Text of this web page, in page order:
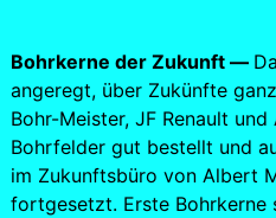
Bohrkerne der Zukunft —
angeregt, über Zukünfte
Bohr-Meister, JF Renault
Bohrfelder gut bestellt und
im Zukunftsbüro von Albert
fortgesetzt. Erste Bohrkerne